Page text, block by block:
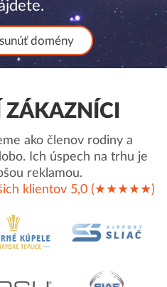
domény
ako členov rodiny a
Ich úspech na trhu je
reklamou.
klientov 5,0 (★★★★★)